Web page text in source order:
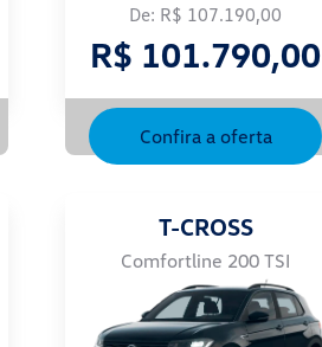
De: R$ 107.190,00
R$ 101.790,00
Confira a oferta
T-CROSS
Comfortline 200 TSI